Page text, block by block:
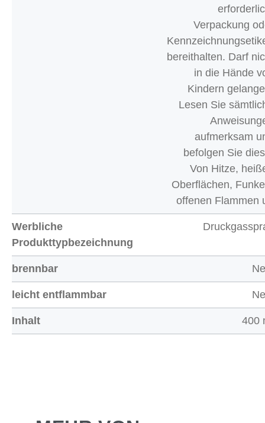
Verpackung
bereithalten. Darf
in die Hände
Kindern
Lesen Sie
aufmerksam
befolgen Sie
Von Hitze,
Oberflächen,
offenen Flammen
Werbliche
Produkttypbezeichnung
brennbar
leicht entflammbar
Inhalt 400